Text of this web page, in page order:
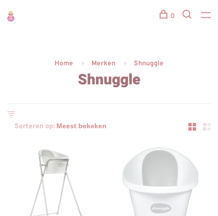
0
Home Merken Shnuggle
Shnuggle
Sorteren op: